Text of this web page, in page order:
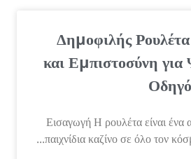
Δημοφιλής
και Εμπιστοσύνη
Εισαγωγή Η ρουλέτα είναι ένα
παιχνίδια καζίνο σε όλο τον